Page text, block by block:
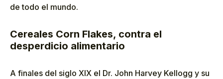
de todo el mundo.
Cereales Corn Flakes, contra el
desperdicio alimentario
A finales del siglo XIX el Dr. John Harvey Kellogg y su